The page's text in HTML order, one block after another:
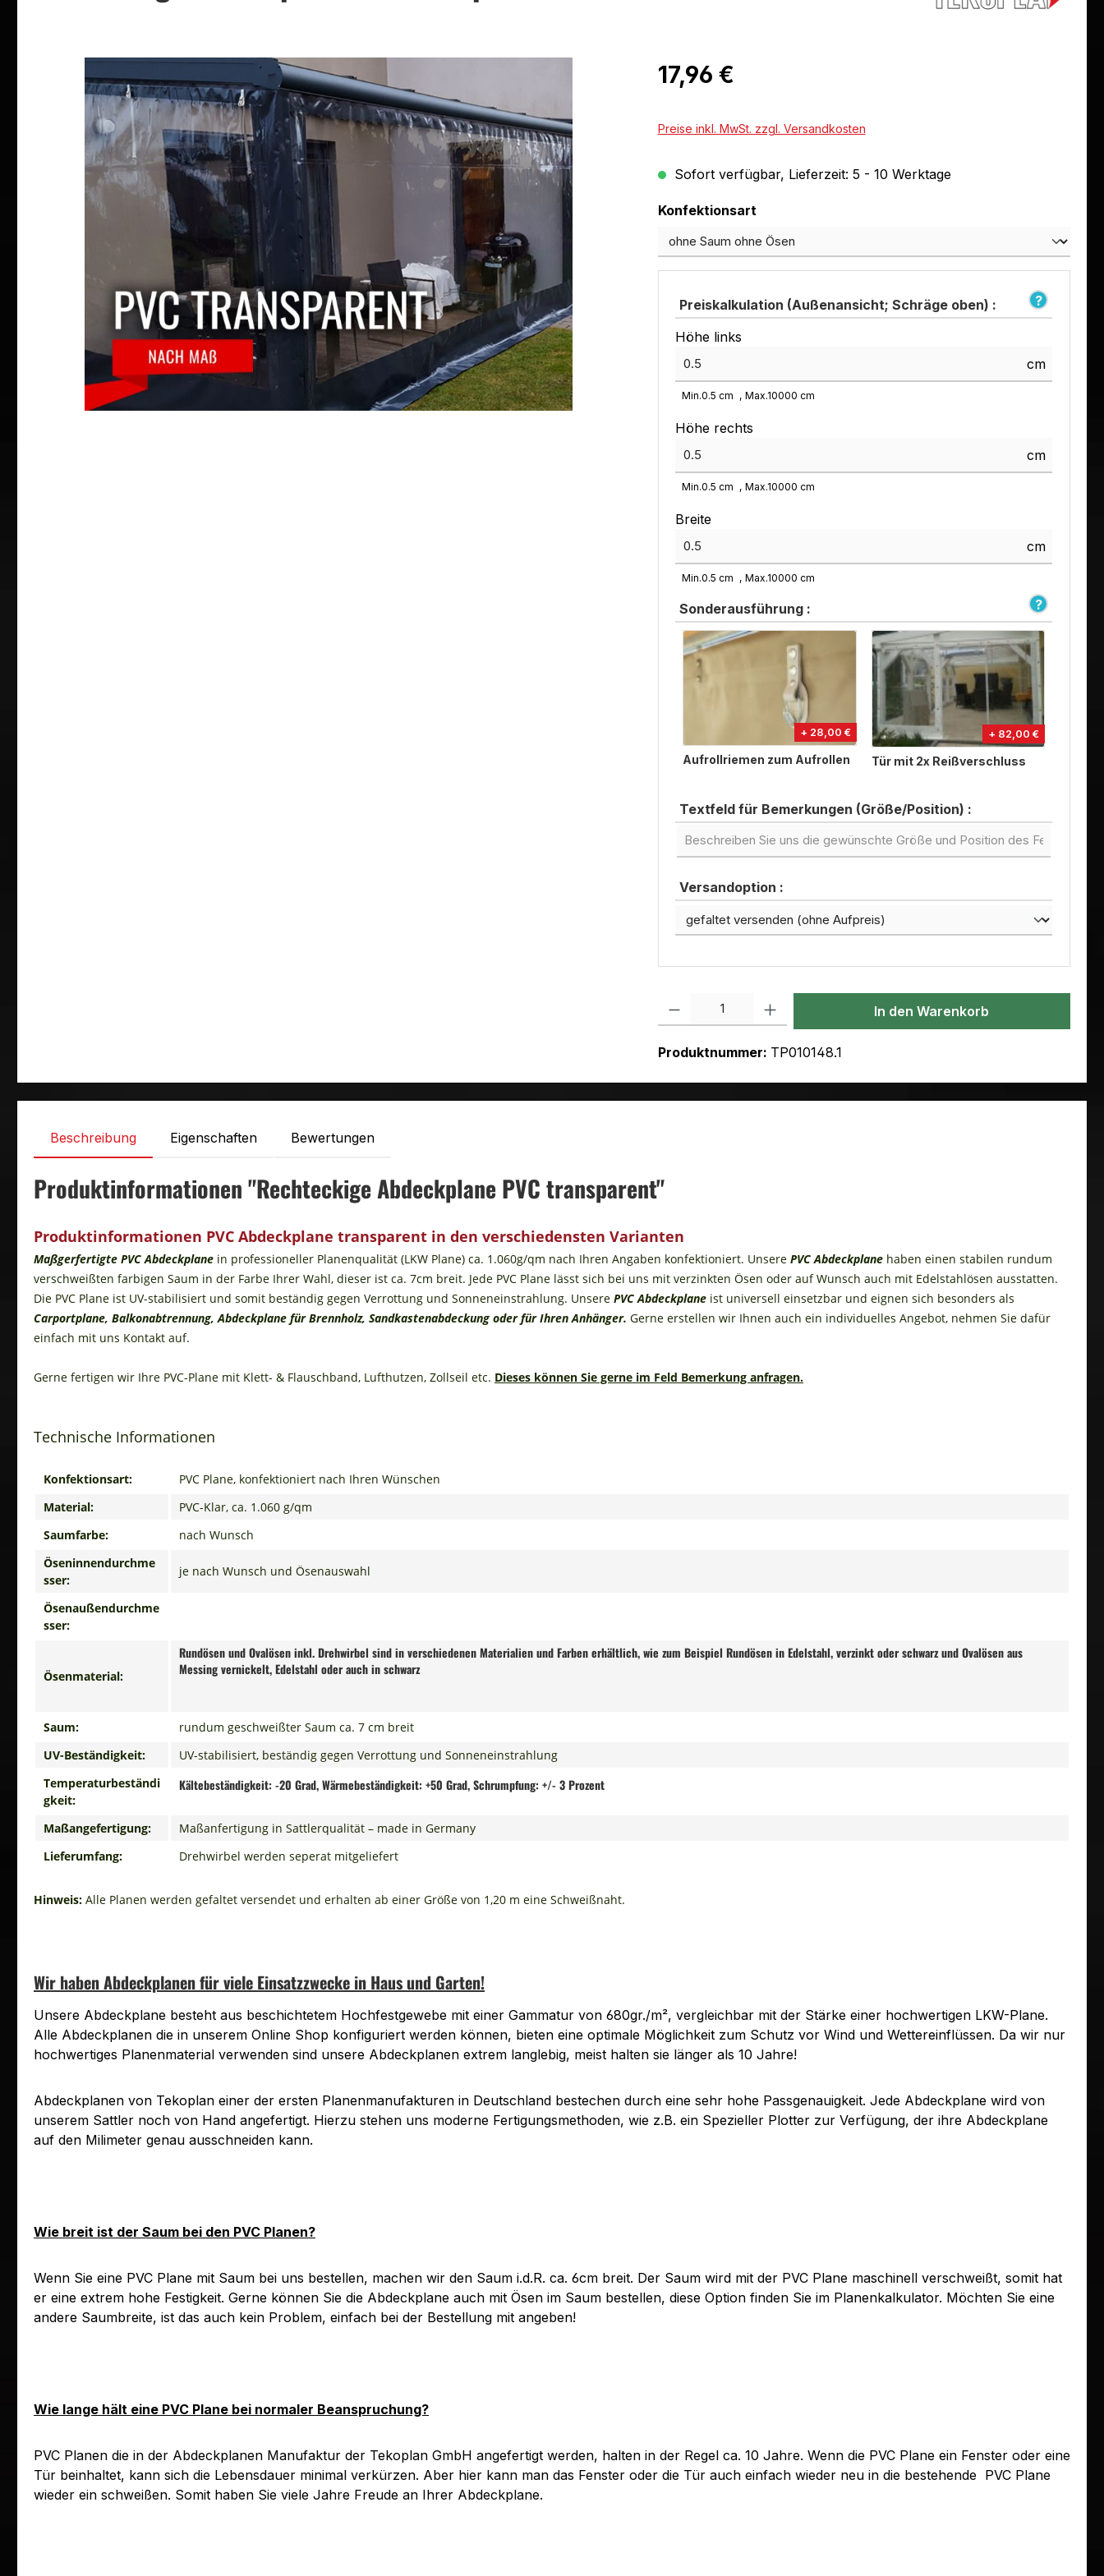
Regulärer Preis:
17,96 €
Preise inkl. MwSt. zzgl. Versandkosten
Sofort verfügbar, Lieferzeit: 5 - 10 Werktage
Konfektionsartauswählen
Preiskalkulation (Außenansicht; Schräge oben) :
Höhe links
cm
Min.0.5 cm Max.10000 cm
Höhe rechts
cm
Min.0.5 cm Max.10000 cm
Breite
cm
Min.0.5 cm Max.10000 cm
Sonderausführung :
+ 28,00 €
Aufrollriemen zum Aufrollen
+ 82,00 €
Tür mit 2x Reißverschluss
Textfeld für Bemerkungen (Größe/Position) :
Versandoption :
Produkt Anzahl: Gib den gewünschten Wert ein oder benutze die Schaltflächen
In den Warenkorb
Produktnummer: TP010148.1
Beschreibung Eigenschaften Bewertungen
Produktinformationen "Rechteckige Abdeckplane PVC transparent"
Produktinformationen PVC Abdeckplane transparent in den verschiedensten Varianten
Maßgerfertigte PVC Abdeckplane in professioneller Planenqualität (LKW Plane) ca. 1.060g/qm nach Ihren Angaben konfektioniert. Unsere PVC Abdeckplane haben einen stabilen rundum
verschweißten farbigen Saum in der Farbe Ihrer Wahl, dieser ist ca. 7cm breit. Jede PVC Plane lässt sich bei uns mit verzinkten Ösen oder auf Wunsch auch mit Edelstahlösen ausstatten.
Die PVC Plane ist UV-stabilisiert und somit beständig gegen Verrottung und Sonneneinstrahlung. Unsere PVC Abdeckplane ist universell einsetzbar und eignen sich besonders als
Carportplane, Balkonabtrennung, Abdeckplane für Brennholz, Sandkastenabdeckung oder für Ihren Anhänger. Gerne erstellen wir Ihnen auch ein individuelles Angebot, nehmen Sie dafür
einfach mit uns Kontakt auf.
Gerne fertigen wir Ihre PVC-Plane mit Klett- & Flauschband, Lufthutzen, Zollseil etc. Dieses können Sie gerne im Feld Bemerkung anfragen.
Technische Informationen
Konfektionsart:
PVC Plane, konfektioniert nach Ihren Wünschen
Material:
PVC-Klar, ca. 1.060 g/qm
Saumfarbe:
nach Wunsch
Öseninnendurchme
sser:
je nach Wunsch und Ösenauswahl
Ösenaußendurchme
sser:
Ösenmaterial:
Rundösen und Ovalösen inkl. Drehwirbel sind in verschiedenen Materialien und Farben erhältlich, wie zum Beispiel Rundösen in Edelstahl, verzinkt oder schwarz und Ovalösen aus
Messing vernickelt, Edelstahl oder auch in schwarz
Saum:
rundum geschweißter Saum ca. 7 cm breit
UV-Beständigkeit:
UV-stabilisiert, beständig gegen Verrottung und Sonneneinstrahlung
Temperaturbeständi
gkeit:
Kältebeständigkeit: -20 Grad, Wärmebeständigkeit: +50 Grad, Schrumpfung: +/- 3 Prozent
Maßangefertigung:
Maßanfertigung in Sattlerqualität – made in Germany
Lieferumfang:
Drehwirbel werden seperat mitgeliefert
Hinweis: Alle Planen werden gefaltet versendet und erhalten ab einer Größe von 1,20 m eine Schweißnaht.
Wir haben Abdeckplanen für viele Einsatzzwecke in Haus und Garten!
Unsere Abdeckplane besteht aus beschichtetem Hochfestgewebe mit einer Gammatur von 680gr./m², vergleichbar mit der Stärke einer hochwertigen LKW-Plane.
Alle Abdeckplanen die in unserem Online Shop konfiguriert werden können, bieten eine optimale Möglichkeit zum Schutz vor Wind und Wettereinflüssen. Da wir nur
hochwertiges Planenmaterial verwenden sind unsere Abdeckplanen extrem langlebig, meist halten sie länger als 10 Jahre!
Abdeckplanen von Tekoplan einer der ersten Planenmanufakturen in Deutschland bestechen durch eine sehr hohe Passgenauigkeit. Jede Abdeckplane wird von
unserem Sattler noch von Hand angefertigt. Hierzu stehen uns moderne Fertigungsmethoden, wie z.B. ein Spezieller Plotter zur Verfügung, der ihre Abdeckplane
auf den Milimeter genau ausschneiden kann.
Wie breit ist der Saum bei den PVC Planen?
Wenn Sie eine PVC Plane mit Saum bei uns bestellen, machen wir den Saum i.d.R. ca. 6cm breit. Der Saum wird mit der PVC Plane maschinell verschweißt, somit hat
er eine extrem hohe Festigkeit. Gerne können Sie die Abdeckplane auch mit Ösen im Saum bestellen, diese Option finden Sie im Planenkalkulator. Möchten Sie eine
andere Saumbreite, ist das auch kein Problem, einfach bei der Bestellung mit angeben!
Wie lange hält eine PVC Plane bei normaler Beanspruchung?
PVC Planen die in der Abdeckplanen Manufaktur der Tekoplan GmbH angefertigt werden, halten in der Regel ca. 10 Jahre. Wenn die PVC Plane ein Fenster oder eine
Tür beinhaltet, kann sich die Lebensdauer minimal verkürzen. Aber hier kann man das Fenster oder die Tür auch einfach wieder neu in die bestehende PVC Plane
wieder ein schweißen. Somit haben Sie viele Jahre Freude an Ihrer Abdeckplane.